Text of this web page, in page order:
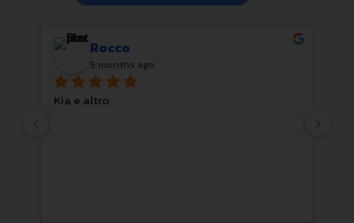
Rocco
5 months ago
Kia e altro